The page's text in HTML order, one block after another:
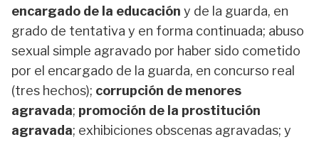
encargado de la educación y de la guarda, en
grado de tentativa y en forma continuada; abuso
sexual simple agravado por haber sido cometido
por el encargado de la guarda, en concurso real
(tres hechos); corrupción de menores
agravada; promoción de la prostitución
agravada; exhibiciones obscenas agravadas; y